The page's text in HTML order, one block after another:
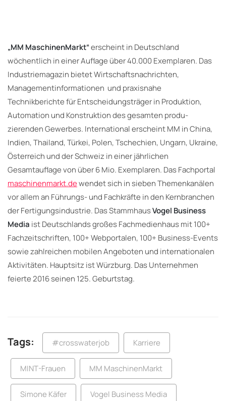
„MM MaschinenMarkt“erscheint in Deutschland
wöchentlich in einer Auflage über 40.000 Exemplaren. Das
Industriemagazin bietet Wirtschaftsnachrichten,
Managementinformationen und praxisnahe
Technikberichte für Entscheidungsträger in Produktion,
Automation und Konstruktion des gesamten produ­
zierenden Gewerbes. International erscheint MM in China,
Indien, Thailand, Türkei, Polen, Tschechien, Ungarn, Ukraine,
Österreich und der Schweiz in einer jährlichen
Gesamtauflage von über 6 Mio. Exemplaren. Das Fachportal
maschinenmarkt.dewendet sich in sieben Themenkanälen
vor allem an Führungs- und Fachkräfte in den Kernbranchen
der Fertigungsindustrie. Das StammhausVogel Business
Media ist Deutschlands großes Fachmedienhaus mit 100+
Fachzeitschriften, 100+ Webportalen, 100+ Busi­ness-Events
sowie zahlreichen mobilen Angeboten und internationalen
Aktivitäten. Hauptsitz ist Würzburg. Das Unternehmen
feierte 2016 seinen 125. Geburtstag.
Tags: #crosswaterjob Karriere
MINT-Frauen MM MaschinenMarkt
Simone Käfer Vogel Business Media